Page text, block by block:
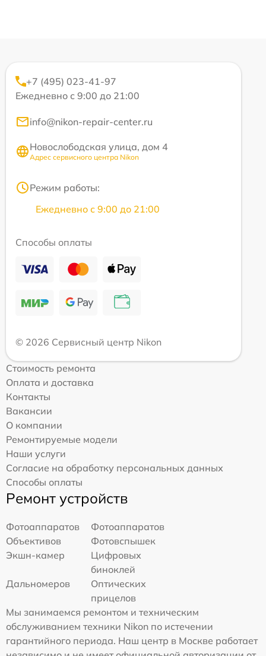
+7 (495) 023-41-97
Ежедневно с 9:00 до 21:00
info@nikon-repair-center.ru
Новослободская улица, дом 4
Адрес сервисного центра Nikon
Режим работы:
Ежедневно с 9:00 до 21:00
Способы оплаты
© 2026 Сервисный центр Nikon
Стоимость ремонта
Оплата и доставка
Контакты
Вакансии
О компании
Ремонтируемые модели
Наши услуги
Согласие на обработку персональных данных
Способы оплаты
Ремонт устройств
Фотоаппаратов
Фотоаппаратов
Объективов
Фотовспышек
Экшн-камер
Цифровых
биноклей
Дальномеров
Оптических
прицелов
Мы занимаемся ремонтом и техническим
обслуживанием техники Nikon по истечении
гарантийного периода. Наш центр в Москве работает